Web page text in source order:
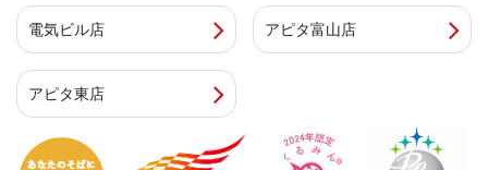
電気ビル店 アピタ富山店
アピタ東店